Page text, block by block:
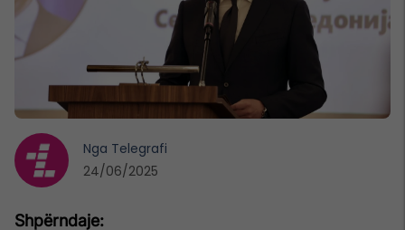
Nga Telegrafi
24/06/2025